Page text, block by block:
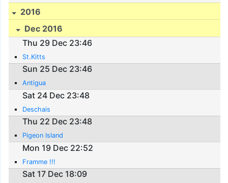
2016
Dec 2016
Thu 29 Dec 23:46
St.Kitts
Sun 25 Dec 23:46
Antigua
Sat 24 Dec 23:48
Deschais
Thu 22 Dec 23:48
Pigeon Island
Mon 19 Dec 22:52
Framme !!!
Sat 17 Dec 18:09